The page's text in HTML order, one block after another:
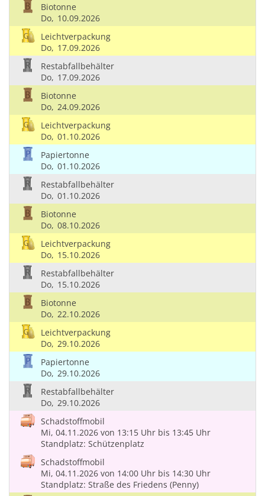
Biotonne
Do, 10.09.2026
Leichtverpackung
Do, 17.09.2026
Restabfallbehälter
Do, 17.09.2026
Biotonne
Do, 24.09.2026
Leichtverpackung
Do, 01.10.2026
Papiertonne
Do, 01.10.2026
Restabfallbehälter
Do, 01.10.2026
Biotonne
Do, 08.10.2026
Leichtverpackung
Do, 15.10.2026
Restabfallbehälter
Do, 15.10.2026
Biotonne
Do, 22.10.2026
Leichtverpackung
Do, 29.10.2026
Papiertonne
Do, 29.10.2026
Restabfallbehälter
Do, 29.10.2026
Schadstoffmobil
Mi, 04.11.2026 von 13:15 Uhr bis 13:45 Uhr
Standplatz: Schützenplatz
Schadstoffmobil
Mi, 04.11.2026 von 14:00 Uhr bis 14:30 Uhr
Standplatz: Straße des Friedens (Penny)